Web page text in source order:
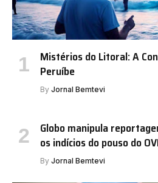
Mistérios do Litoral: A
Peruíbe
By Jornal Bemtevi
Globo manipula
os indícios do pouso do
By Jornal Bemtevi